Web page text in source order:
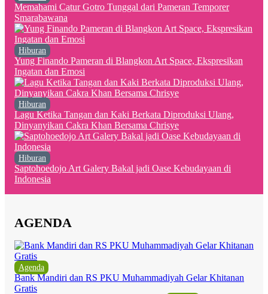
Memahami Catur Gotro Tunggal dari Pameran Temporer
Smarabawana
Hiburan
Yung Finando Pameran di Blangkon Art Space, Ekspresikan
Ingatan dan Emosi
Hiburan
Lagu Ketika Tangan dan Kaki Berkata Diproduksi Ulang,
Dinyanyikan Cakra Khan Bersama Chrisye
Hiburan
Saptohoedojo Art Galery Bakal jadi Oase Kebudayaan di
Indonesia
AGENDA
Agenda
Bank Mandiri dan RS PKU Muhammadiyah Gelar Khitanan
Gratis